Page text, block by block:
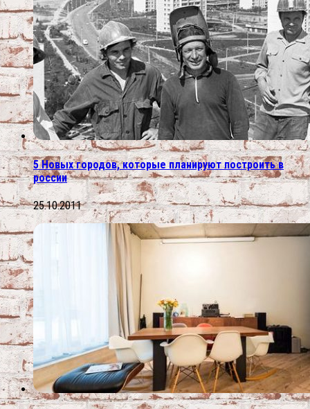
5 Новых городов, которые планируют построить в
россии
25.10.2011